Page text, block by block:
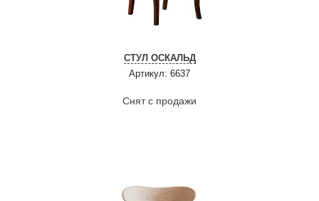
СТУЛ ОСКАЛЬД
Артикул: 6637
Снят с продажи